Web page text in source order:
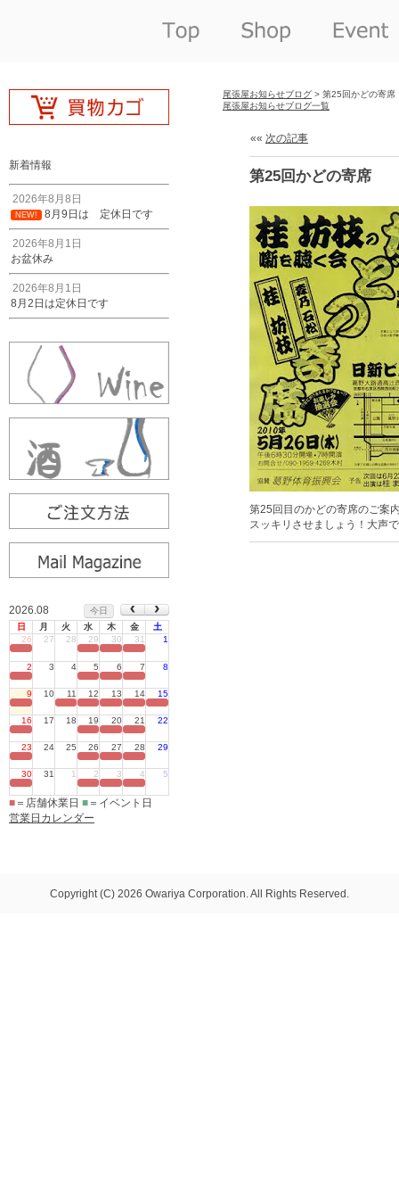
新着情報
2026年8月8日
NEW! 8月9日は 定休日です
2026年8月1日
お盆休み
2026年8月1日
8月2日は定休日です
2026.08
今日
日
月 火 水 木 金
土
26
27 28 29 30 31 1
2 3 4 5 6 7 8
9 10 11 12 13 14 15
16 17 18 19 20 21 22
23 24 25 26 27 28 29
30 31 1 2 3 4 5
■ ＝店舗休業日 ■ ＝イベント日
営業日カレンダー
尾張屋お知らせブログ > 第25回かどの寄席
尾張屋お知らせブログ一覧
«« 次の記事
第25回かどの寄席
第25回目のかどの寄席のご
スッキリさせましょう！大声
Copyright (C) 2026 Owariya Corporation. All Rights Reserved.